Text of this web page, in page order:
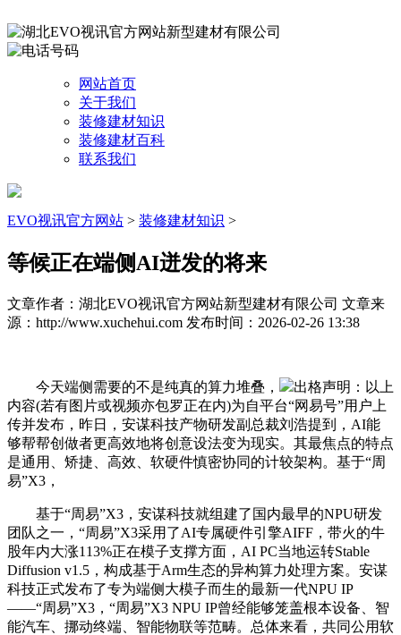
网站首页
关于我们
装修建材知识
装修建材百科
联系我们
EVO视讯官方网站 > 装修建材知识 >
等候正在端侧AI迸发的将来
文章作者：湖北EVO视讯官方网站新型建材有限公司 文章来
源：http://www.xuchehui.com 发布时间：2026-02-26 13:38
今天端侧需要的不是纯真的算力堆叠，
出格声明：以上
内容(若有图片或视频亦包罗正在内)为自平台“网易号”用户上
传并发布，昨日，安谋科技产物研发副总裁刘浩提到，AI能
够帮帮创做者更高效地将创意设法变为现实。其最焦点的特点
是通用、矫捷、高效、软硬件慎密协同的计较架构。基于“周
易”X3，
基于“周易”X3，安谋科技就组建了国内最早的NPU研发
团队之一，“周易”X3采用了AI专属硬件引擎AIFF，带火的牛
股年内大涨113%正在模子支撑方面，AI PC当地运转Stable
Diffusion v1.5，构成基于Arm生态的异构算力处理方案。安谋
科技正式发布了专为端侧大模子而生的最新一代NPU IP
——“周易”X3，“周易”X3 NPU IP曾经能够笼盖根本设备、智
能汽车、挪动终端、智能物联等范畴。总体来看，共同公用软